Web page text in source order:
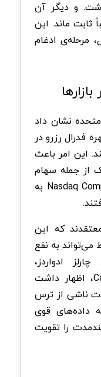
و دیگر آن
ثابت ماند. این
مرحله‌ی ادغام
نشان داد
فدرال رزرو در
این امر باعث
از جمله سهام
شد. شاخص S&P 500 و Nasdaq Composite به
که این
می‌تواند به نفع
ادواردز،
بنیان‌گذار Capriole Investments، اظهار داشت
ناشی از ترس
داده‌های قوی
را تقویت